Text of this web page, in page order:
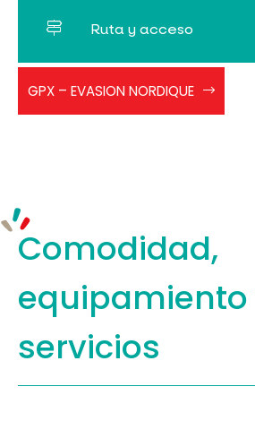
Comodidad,
equipamiento
servicios
Ruta y acceso
GPX – EVASION NORDIQUE
RAQ
Evasion